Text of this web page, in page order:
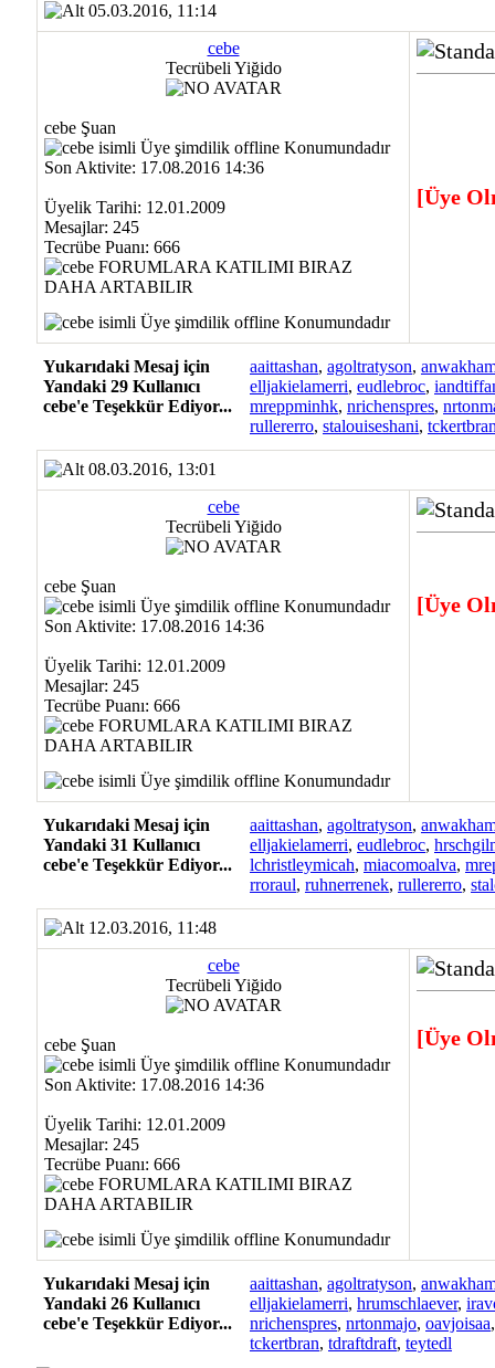
05.03.2016, 11:14
cebe
Tecrübeli Yiğido
cebe Şuan
Son Aktivite: 17.08.2016 14:36
Üyelik Tarihi: 12.01.2009
Mesajlar: 245
Tecrübe Puanı: 666
[Üye
Yukarıdaki Mesaj için
Yandaki 29 Kullanıcı
cebe'e Teşekkür Ediyor...
aaittashan, agoltratyson,
elljakielamerri, eudlebroc,
mreppminhk, nrichenspres,
rullererro, stalouiseshani,
08.03.2016, 13:01
cebe
Tecrübeli Yiğido
cebe Şuan
Son Aktivite: 17.08.2016 14:36
Üyelik Tarihi: 12.01.2009
Mesajlar: 245
Tecrübe Puanı: 666
[Üye
Yukarıdaki Mesaj için
Yandaki 31 Kullanıcı
cebe'e Teşekkür Ediyor...
aaittashan, agoltratyson,
elljakielamerri, eudlebroc,
lchristleymicah, miacomoalva,
rroraul, ruhnerrenek, rullererro,
12.03.2016, 11:48
cebe
Tecrübeli Yiğido
cebe Şuan
Son Aktivite: 17.08.2016 14:36
Üyelik Tarihi: 12.01.2009
Mesajlar: 245
Tecrübe Puanı: 666
[Üye
Yukarıdaki Mesaj için
Yandaki 26 Kullanıcı
cebe'e Teşekkür Ediyor...
aaittashan, agoltratyson,
elljakielamerri, hrumschlaever,
nrichenspres, nrtonmajo, oavjoisaa
tckertbran, tdraftdraft, teytedl